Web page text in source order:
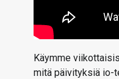
Käymme
mitä päivityksiä io-